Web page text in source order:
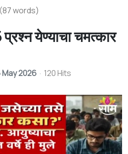
(87 words)
येण्याचा चमत्कार
2026 120 Hits